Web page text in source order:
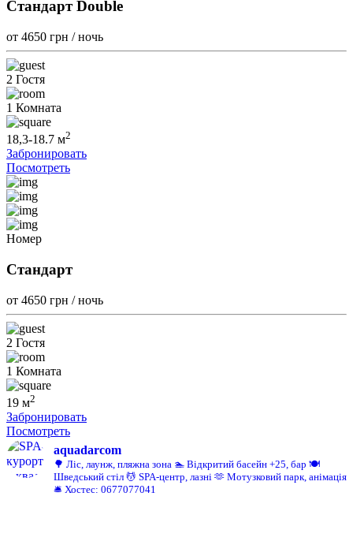
Стандарт Double
от 4650 грн / ночь
2 Гостя
1 Комната
18,3-18.7 м2
Забронировать
Посмотреть
Номер
Стандарт
от 4650 грн / ночь
2 Гостя
1 Комната
19 м2
Забронировать
Посмотреть
aquadarcom
🌳 Ліс, лаунж, пляжна зона 🏊 Відкритий басейн +25, бар 🍽️
Шведський стіл 💆 SPA-центр, лазні 🫶 Мотузковий парк, анімація
🛎️ Хостес: 0677077041